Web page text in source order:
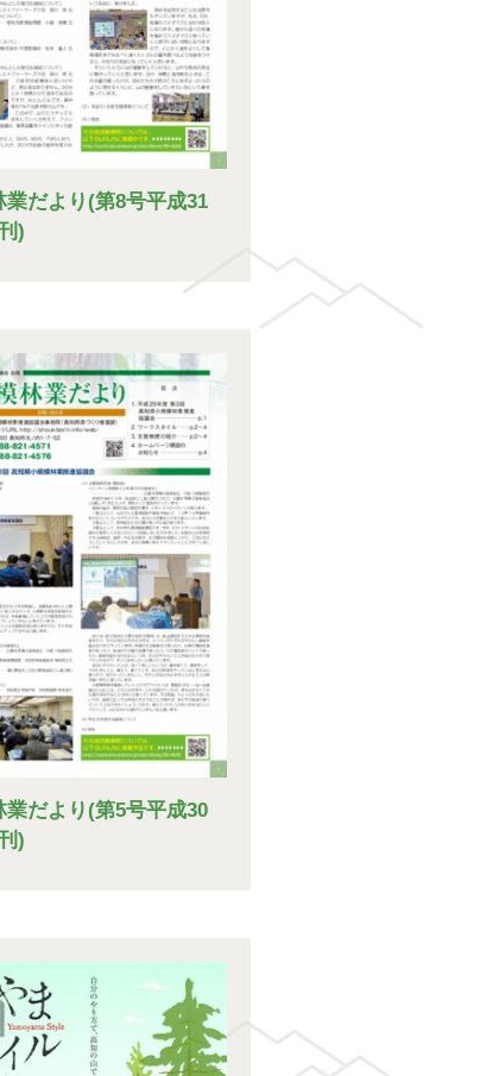
業だより(第8号平成31
)
業だより(第5号平成30
)